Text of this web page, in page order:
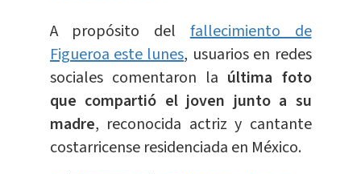
A propósito delfallecimiento de
Figueroa este lunes, usuarios en redes
sociales comentaron la última foto
que compartió el joven junto a su
madre, reconocida actriz y cantante
costarricense residenciada en México.